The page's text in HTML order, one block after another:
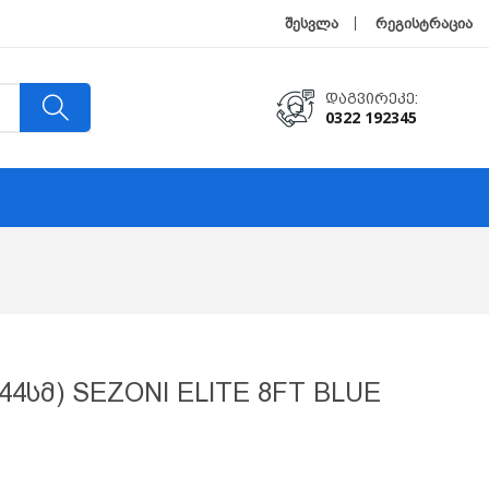
შესვლა რეგისტრაცია
Დაგვირეკე:
0322 192345
SEZONI ELITE 8FT BLUE